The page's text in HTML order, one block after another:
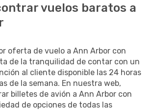
vuelos baratos a
oferta de vuelo a Ann Arbor con
de la tranquilidad de contar con un
al cliente disponible las 24 horas
de la semana. En nuestra web,
billetes de avión a Ann Arbor con
de opciones de todas las